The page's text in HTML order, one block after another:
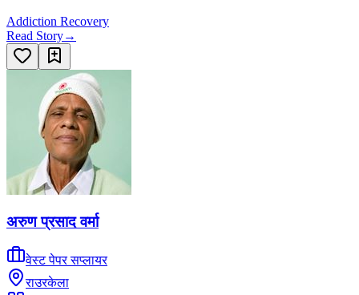
Addiction Recovery
Read Story→
अरुण प्रसाद वर्मा
वेस्ट पेपर सप्लायर
राउरकेला